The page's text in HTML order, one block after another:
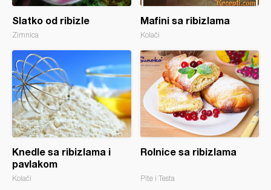
Slatko od ribizle
Zimnica
Mafini sa ribizlama
Kolači
Knedle sa ribizlama i
pavlakom
Kolači
Rolnice sa ribizlama
Pite i Testa